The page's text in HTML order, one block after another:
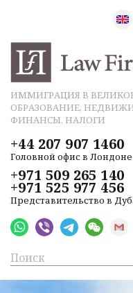
ИММИГРАЦИЯ В
ОБРАЗОВАНИЕ,
ФИНАНСЫ, НАЛОГИ
+44 207 907 1460
Головной офис в Лондоне
+971 509 265 140
+971 525 977 456
Представительство в